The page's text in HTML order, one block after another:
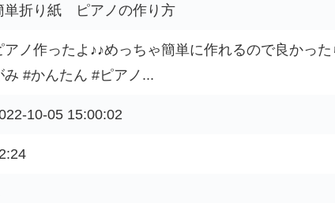
単折り紙 ピアノの作り方
アノ作ったよ♪♪めっちゃ簡単に作れるので良かっ
み #かんたん #ピアノ...
10-05 15:00:02